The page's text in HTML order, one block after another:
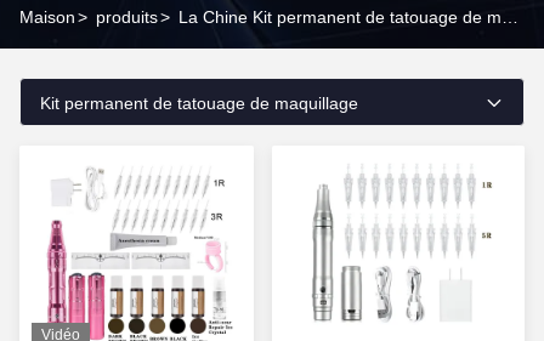
Maison> produits>
Kit permanent de tatouage de maquillage
Vidéo